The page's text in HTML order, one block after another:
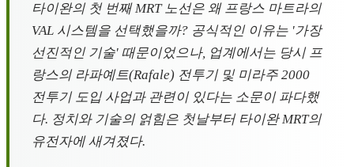
타이완의 첫 번째 MRT 노선은 왜 프랑스 마트라의
VAL 시스템을 선택했을까? 공식적인 이유는 '가장
선진적인 기술' 때문이었으나, 업계에서는 당시 프
랑스의 라파예트(Rafale) 전투기 및 미라주 2000
전투기 도입 사업과 관련이 있다는 소문이 파다했
다. 정치와 기술의 얽힘은 첫날부터 타이완 MRT의
유전자에 새겨졌다.